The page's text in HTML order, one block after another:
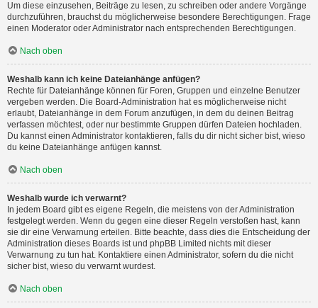
Um diese einzusehen, Beiträge zu lesen, zu schreiben oder andere Vorgänge
durchzuführen, brauchst du möglicherweise besondere Berechtigungen. Frage
einen Moderator oder Administrator nach entsprechenden Berechtigungen.
Nach oben
Weshalb kann ich keine Dateianhänge anfügen?
Rechte für Dateianhänge können für Foren, Gruppen und einzelne Benutzer
vergeben werden. Die Board-Administration hat es möglicherweise nicht
erlaubt, Dateianhänge in dem Forum anzufügen, in dem du deinen Beitrag
verfassen möchtest, oder nur bestimmte Gruppen dürfen Dateien hochladen.
Du kannst einen Administrator kontaktieren, falls du dir nicht sicher bist, wieso
du keine Dateianhänge anfügen kannst.
Nach oben
Weshalb wurde ich verwarnt?
In jedem Board gibt es eigene Regeln, die meistens von der Administration
festgelegt werden. Wenn du gegen eine dieser Regeln verstoßen hast, kann
sie dir eine Verwarnung erteilen. Bitte beachte, dass dies die Entscheidung der
Administration dieses Boards ist und phpBB Limited nichts mit dieser
Verwarnung zu tun hat. Kontaktiere einen Administrator, sofern du die nicht
sicher bist, wieso du verwarnt wurdest.
Nach oben